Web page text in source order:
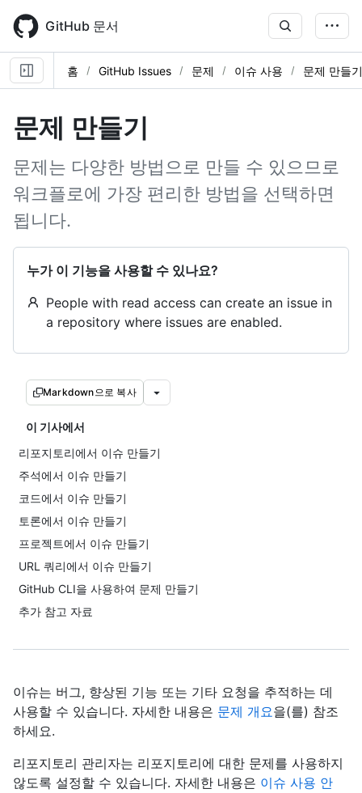
main
content
GitHub 문서
홈 GitHub Issues 문제 이슈 사용 문제 만들기
문제 만들기
문제는 다양한 방법으로 만들 수 있으므로
워크플로에 가장 편리한 방법을 선택하면
됩니다.
누가 이 기능을 사용할 수 있나요?
People with read access can create an issue in
a repository where issues are enabled.
Markdown으로 복사
이 기사에서
리포지토리에서 이슈 만들기
주석에서 이슈 만들기
코드에서 이슈 만들기
토론에서 이슈 만들기
프로젝트에서 이슈 만들기
URL 쿼리에서 이슈 만들기
GitHub CLI을 사용하여 문제 만들기
추가 참고 자료
이슈는 버그, 향상된 기능 또는 기타 요청을 추적하는 데
사용할 수 있습니다. 자세한 내용은 문제 개요을(를) 참조
하세요.
리포지토리 관리자는 리포지토리에 대한 문제를 사용하지
않도록 설정할 수 있습니다. 자세한 내용은 이슈 사용 안